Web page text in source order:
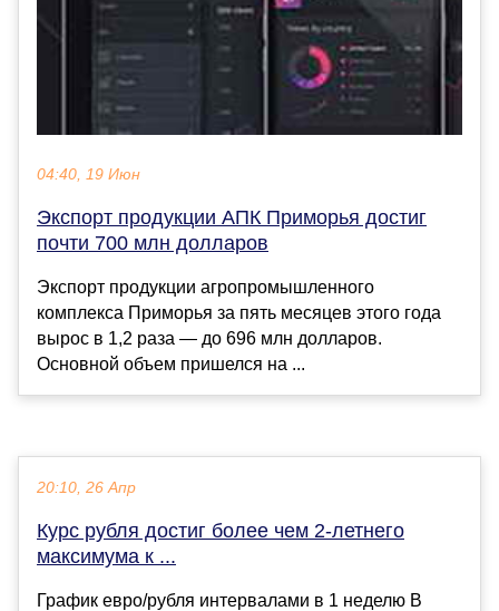
04:40, 19 Июн
Экспорт продукции АПК Приморья достиг
почти 700 млн долларов
Экспорт продукции агропромышленного
комплекса Приморья за пять месяцев этого года
вырос в 1,2 раза — до 696 млн долларов.
Основной объем пришелся на ...
20:10, 26 Апр
Курс рубля достиг более чем 2-летнего
максимума к ...
График евро/рубля интервалами в 1 неделю В